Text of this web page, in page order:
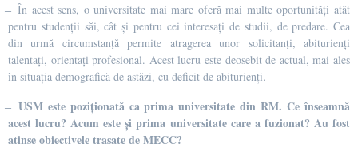
̶ În acest sens, o universitate mai mare oferă mai multe oportunități atât
pentru studenții săi, cât și pentru cei interesați de studii, de predare. Cea
din urmă circumstanță permite atragerea unor solicitanți, abiturienți
talentați, orientați profesional. Acest lucru este deosebit de actual, mai ales
în situația demografică de astăzi, cu deficit de abiturienți.
̶ USM este poziționată ca prima universitate din RM. Ce înseamnă
acest lucru? Acum este și prima universitate care a fuzionat? Au fost
atinse obiectivele trasate de MECC?